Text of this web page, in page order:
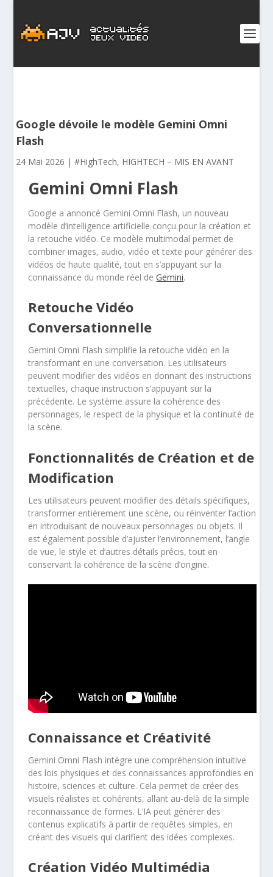
Google dévoile le modèle Gemini Omni
Flash
24 Mai 2026 |#HighTech, HIGHTECH – MIS EN AVANT
Gemini Omni Flash
Google a annoncé Gemini Omni Flash, un nouveau
modèle d’intelligence artificielle conçu pour la création et
la retouche vidéo. Ce modèle multimodal permet de
combiner images, audio, vidéo et texte pour générer des
vidéos de haute qualité, tout en s’appuyant sur la
connaissance du monde réel deGemini.
Retouche Vidéo
Conversationnelle
Gemini Omni Flash simplifie la retouche vidéo en la
transformant en une conversation. Les utilisateurs
peuvent modifier des vidéos en donnant des instructions
textuelles, chaque instruction s’appuyant sur la
précédente. Le système assure la cohérence des
personnages, le respect de la physique et la continuité de
la scène.
Fonctionnalités de Création et de
Modification
Les utilisateurs peuvent modifier des détails spécifiques,
transformer entièrement une scène, ou réinventer l’action
en introduisant de nouveaux personnages ou objets. Il
est également possible d’ajuster l’environnement, l’angle
de vue, le style et d’autres détails précis, tout en
conservant la cohérence de la scène d’origine.
Connaissance et Créativité
Gemini Omni Flash intègre une compréhension intuitive
des lois physiques et des connaissances approfondies en
histoire, sciences et culture. Cela permet de créer des
visuels réalistes et cohérents, allant au-delà de la simple
reconnaissance de formes. L’IA peut générer des
contenus explicatifs à partir de requêtes simples, en
créant des visuels qui clarifient des idées complexes.
Création Vidéo Multimédia